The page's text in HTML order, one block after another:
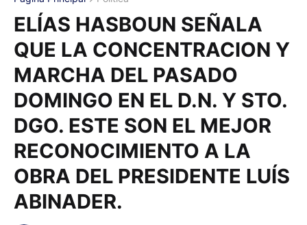
ELÍAS HASBOUN SEÑALA
QUE LA CONCENTRACION Y
MARCHA DEL PASADO
DOMINGO EN EL D.N. Y STO.
DGO. ESTE SON EL MEJOR
RECONOCIMIENTO A LA
OBRA DEL PRESIDENTE LUÍS
ABINADER.